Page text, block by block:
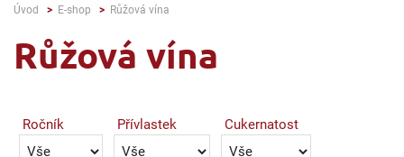
Úvod E-shop Růžová vína
Růžová vína
Ročník Přívlastek Cukernatost